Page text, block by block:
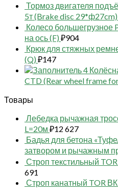
Тормоз двигателя
5т (Brake disc 29*ф27cm)
Колесо большегрузное
на ось (F) ₽904
Крюк для стяжных
(Q) ₽147
4
CTD (Rear wheel frame
Товары
Лебедка рычажная
L=20м ₽12 627
Бадья для бетона
затвором и рычажным
Строп текстильный
691
Строп канатный TOR ВК